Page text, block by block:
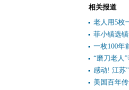
相关报道
老人用5枚
菲小镇选
一枚100年
“磨刀老人
感动! 江苏
美国百年